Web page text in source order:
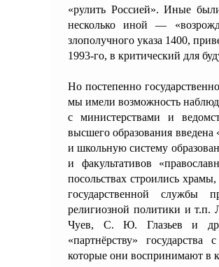
«рулить Россией». Иные
несколько иной —
злополучного указа 1400,
1993-го, в критический для
Но постепенно
мы имели возможность
с министерствами и
высшего образования
и школьную систему
и факультативов
посольствах строились
государственной службы
религиозной политики и т.п.
Чуев, С. Ю. Глазьев и др.)
«партнёрству»
которые они воспринимают в